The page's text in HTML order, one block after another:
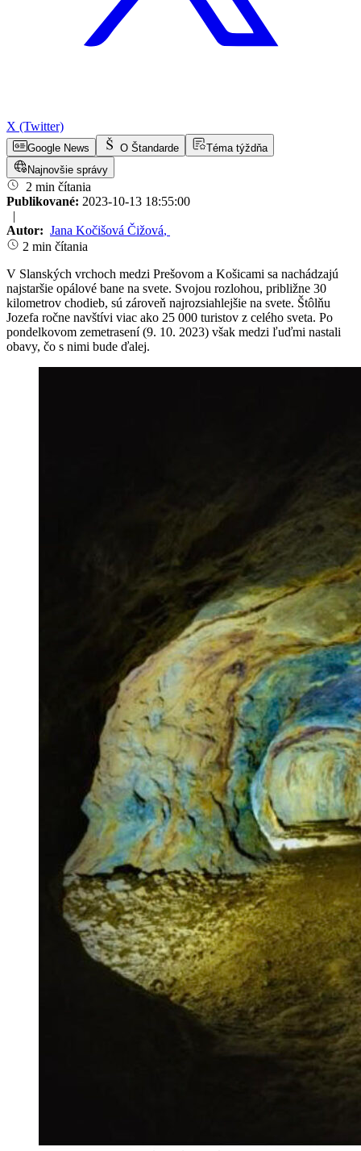
X (Twitter)
Google News O Štandarde
Téma týždňa
Najnovšie správy
2 min čítania
Publikované: 2023-10-13 18:55:00
|
Autor: Jana Kočišová Čižová,
2 min čítania
V Slanských vrchoch medzi Prešovom a Košicami sa nachádzajú
najstaršie opálové bane na svete. Svojou rozlohou, približne 30
kilometrov chodieb, sú zároveň najrozsiahlejšie na svete. Štôlňu
Jozefa ročne navštívi viac ako 25 000 turistov z celého sveta. Po
pondelkovom zemetrasení (9. 10. 2023) však medzi ľuďmi nastali
obavy, čo s nimi bude ďalej.